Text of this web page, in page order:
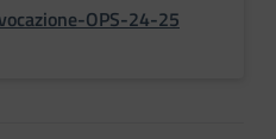
OPS-24-25